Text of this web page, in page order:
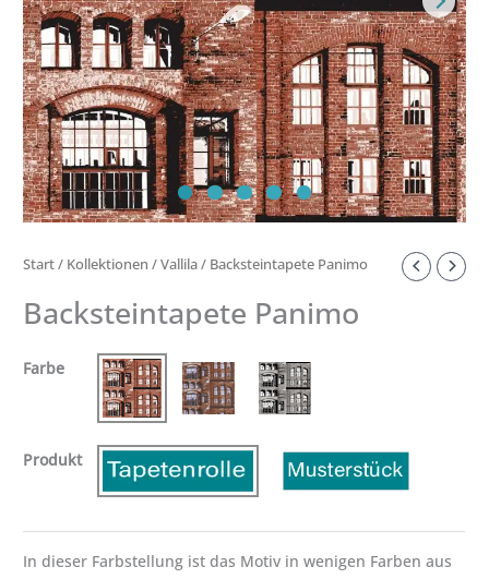
Start/ Kollektionen /Vallila/ Backsteintapete Panimo
Backsteintapete Panimo
Farbe
Produkt
In dieser Farbstellung ist das Motiv in wenigen Farben aus